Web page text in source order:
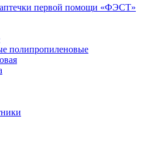
первой помощи «ФЭСТ»
полипропиленовые